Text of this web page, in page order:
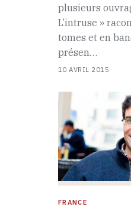
plusieurs
L’intruse »
tomes et en
présen…
10 AVRIL 2015
FRANCE